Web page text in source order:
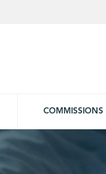
COMMISSIONS